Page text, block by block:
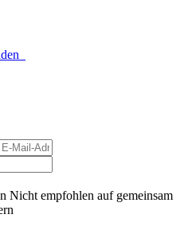
Nicht empfohlen auf gemeinsam